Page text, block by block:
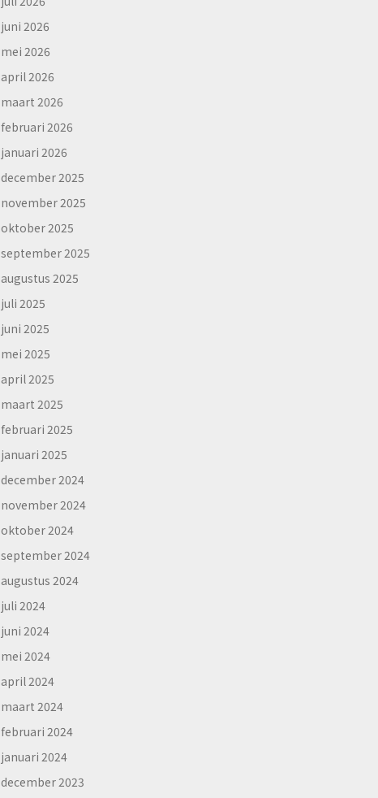
juni 2026
mei 2026
april 2026
maart 2026
februari 2026
januari 2026
december 2025
november 2025
oktober 2025
september 2025
augustus 2025
juli 2025
juni 2025
mei 2025
april 2025
maart 2025
februari 2025
januari 2025
december 2024
november 2024
oktober 2024
september 2024
augustus 2024
juli 2024
juni 2024
mei 2024
april 2024
maart 2024
februari 2024
januari 2024
december 2023